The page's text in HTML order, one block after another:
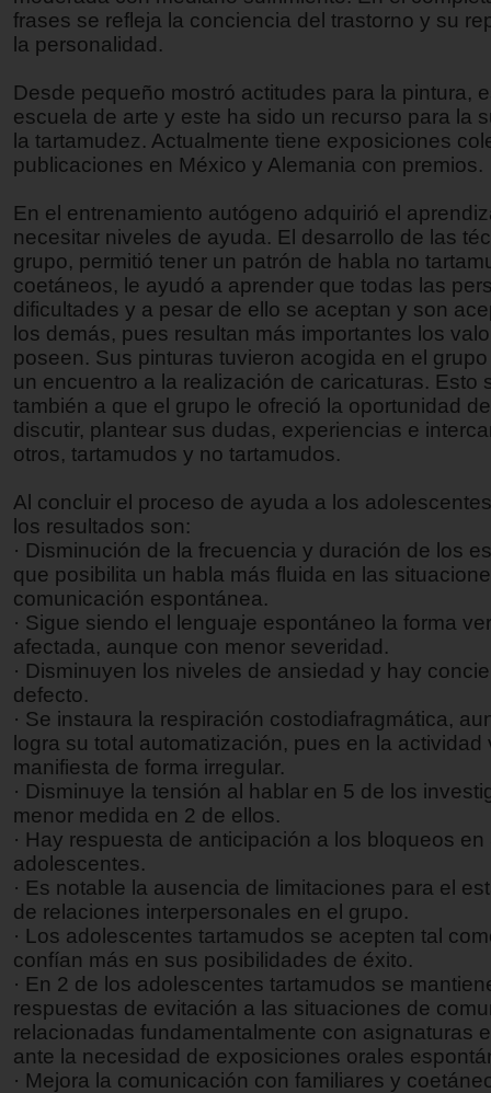
frases se refleja la conciencia del trastorno y su
la personalidad.
Desde pequeño mostró actitudes para la pintura,
escuela de arte y este ha sido un recurso para la
la tartamudez. Actualmente tiene exposiciones
publicaciones en México y Alemania con premios.
En el entrenamiento autógeno adquirió el
necesitar niveles de ayuda. El desarrollo de las
grupo, permitió tener un patrón de habla no
coetáneos, le ayudó a aprender que todas las
dificultades y a pesar de ello se aceptan y son
los demás, pues resultan más importantes los
poseen. Sus pinturas tuvieron acogida en el
un encuentro a la realización de caricaturas. Esto
también a que el grupo le ofreció la oportunidad
discutir, plantear sus dudas, experiencias e
otros, tartamudos y no tartamudos.
Al concluir el proceso de ayuda a los
los resultados son:
· Disminución de la frecuencia y duración de los
que posibilita un habla más fluida en las
comunicación espontánea.
· Sigue siendo el lenguaje espontáneo la forma
afectada, aunque con menor severidad.
· Disminuyen los niveles de ansiedad y hay
defecto.
· Se instaura la respiración costodiafragmática,
logra su total automatización, pues en la actividad
manifiesta de forma irregular.
· Disminuye la tensión al hablar en 5 de los
menor medida en 2 de ellos.
· Hay respuesta de anticipación a los bloqueos en
adolescentes.
· Es notable la ausencia de limitaciones para el
de relaciones interpersonales en el grupo.
· Los adolescentes tartamudos se acepten tal
confían más en sus posibilidades de éxito.
· En 2 de los adolescentes tartamudos se
respuestas de evitación a las situaciones de
relacionadas fundamentalmente con asignaturas
ante la necesidad de exposiciones orales
· Mejora la comunicación con familiares y